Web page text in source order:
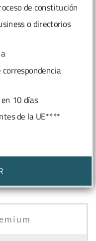
de constitución
o directorios
10 días
de la UE****